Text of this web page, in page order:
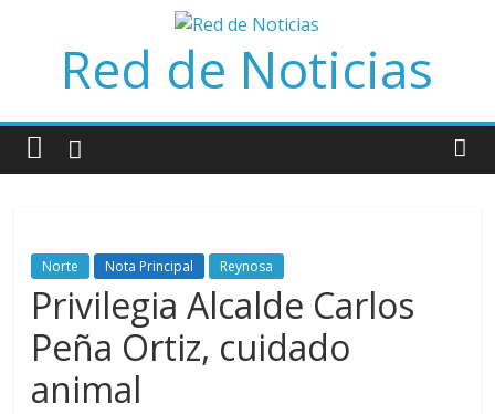
contenidoRed de Noticias
Norte Nota Principal Reynosa
Privilegia Alcalde Carlos
Peña Ortiz, cuidado
animal